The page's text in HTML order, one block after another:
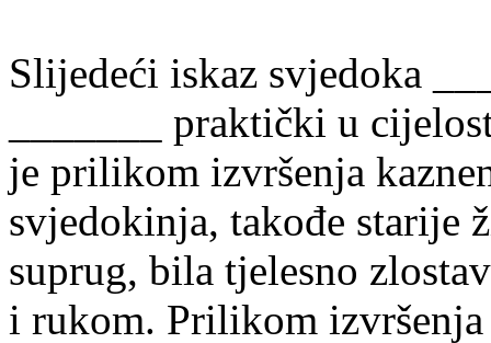
Slijedeći iskaz svjedoka
_______ praktički u
je prilikom izvršenja
svjedokinja, takođe starije
suprug, bila tjelesno
i rukom. Prilikom izvršenja